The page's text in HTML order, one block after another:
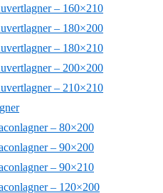
– 160×210
– 180×200
– 180×210
– 200×200
– 210×210
– 80×200
– 90×200
– 90×210
– 120×200